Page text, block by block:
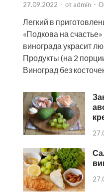
27.09.2022 - от admin -
Легкий в
«Подкова на
винограда украсит
Продукты (на 2
Виноград без